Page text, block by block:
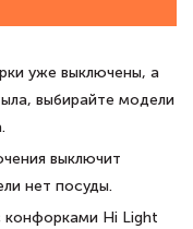
уже выключены, а
выбирайте модели
выключит
нет посуды.
конфорками Hi Light